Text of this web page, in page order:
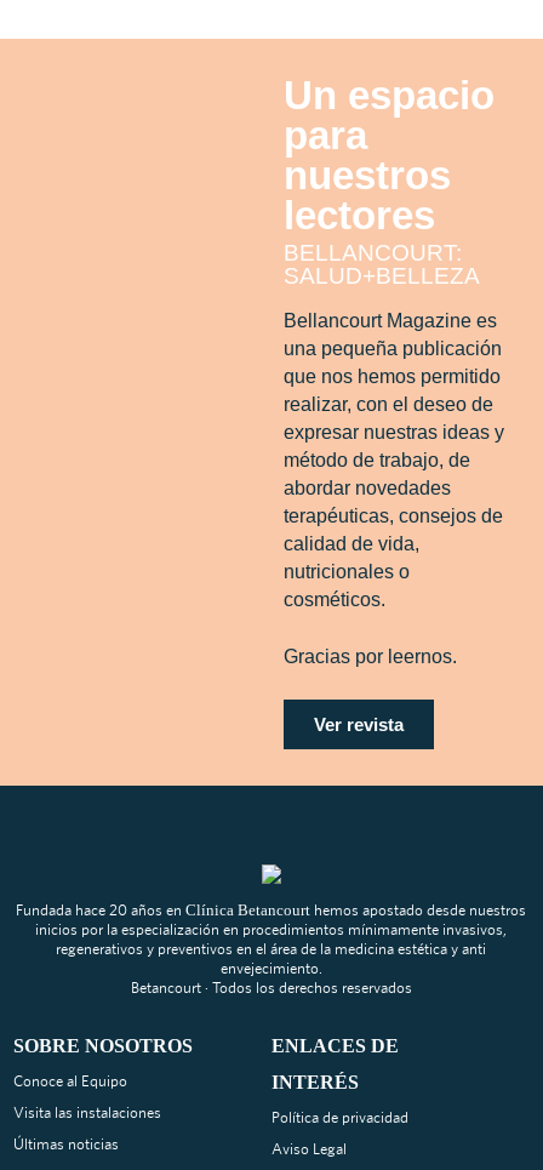
Un espacio
para
nuestros
lectores
BELLANCOURT:
SALUD+BELLEZA
Bellancourt Magazine es
una pequeña publicación
que nos hemos permitido
realizar, con el deseo de
expresar nuestras ideas y
método de trabajo, de
abordar novedades
terapéuticas, consejos de
calidad de vida,
nutricionales o
cosméticos.
Gracias por leernos.
Ver revista
Fundada hace 20 años enClínica Betancourt hemos apostado desde nuestros
inicios por la especialización en procedimientos mínimamente invasivos,
regenerativos y preventivos en el área de la medicina estética y anti
envejecimiento.
Betancourt · Todos los derechos reservados
SOBRE NOSOTROS
Conoce al Equipo
Visita las instalaciones
Últimas noticias
ENLACES DE
INTERÉS
Política de privacidad
Aviso Legal